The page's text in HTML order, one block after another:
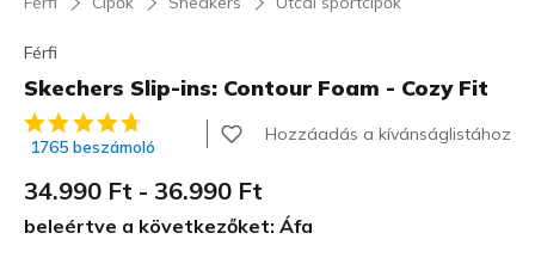
Férfi
Skechers Slip-ins: Contour Foam - Cozy Fit
3,8 az 5-ből ügyfélértékelés
1765 beszámoló
Hozzáadás a kívánságlistához
34.990 Ft - 36.990 Ft
beleértve a következőket: Áfa